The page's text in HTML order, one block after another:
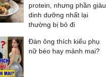
protein, nhưng phần giàu
dinh dưỡng nhất lại
thường bị bỏ đi
Đàn ông thích kiểu phụ
nữ béo hay mảnh mai?